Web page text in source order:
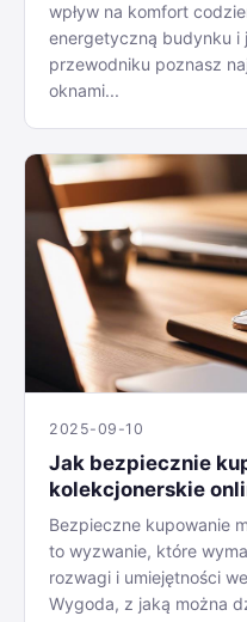
wpływ na komfort
energetyczną budynku i
przewodniku poznasz
oknami...
2025-09-10
Jak bezpiecznie
kolekcjonerskie
Bezpieczne kupowanie
to wyzwanie, które
rozwagi i umiejętności
Wygoda, z jaką można